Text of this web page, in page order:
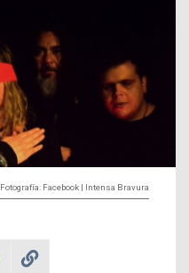
Fotografía: Facebook | Intensa Bravura